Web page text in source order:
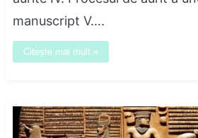
manuscript V….
Citește mai mult »